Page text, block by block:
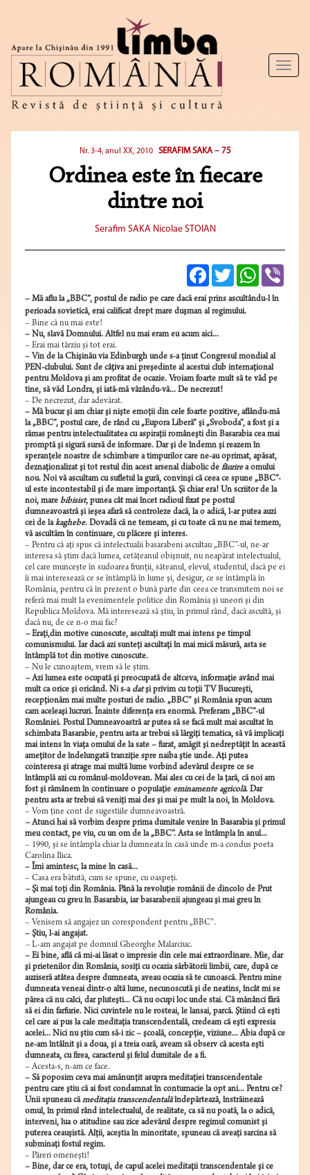
Toggle
Nr. 3-4, anul XX, 2010 SERAFIM SAKA – 75
Ordinea este în fiecare
dintre noi
Serafim SAKA Nicolae STOIAN
FacebookTwitterWhatsApp
– Mă aflu la „BBC”, postul de radio pe care dacă erai prins ascultându-l în
perioada sovietică, erai calificat drept mare duşman al regimului.
– Bine că nu mai este!
– Nu, slavă Domnului. Altfel nu mai eram eu acum aici...
– Erai mai târziu şi tot erai.
– Vin de la Chişinău via Edinburgh unde s-a ţinut Congresul mondial al
PEN-clubului. Sunt de câţiva ani preşedinte al acestui club internaţional
pentru Moldova şi am profitat de ocazie. Vroiam foarte mult să te văd pe
tine, să văd Londra, şi iată-mă văzându-vă... De necrezut!
– De necrezut, dar adevărat.
– Mă bucur şi am chiar şi nişte emoţii din cele foarte pozitive, aflându-mă
la „BBC”, postul care, de rând cu „Eupora Liberă” şi „Svoboda”, a fost şi a
rămas pentru intelectualitatea cu aspiraţii româneşti din Basarabia cea mai
promptă şi sigură sursă de informare. Dar şi de îndemn şi reazem în
speranţele noastre de schimbare a timpurilor care ne-au oprimat, apăsat,
deznaţionalizat şi tot restul din acest arsenal diabolic de făurire a omului
nou. Noi vă ascultam cu sufletul la gură, convinşi că ceea ce spune „BBC”-
ul este incontestabil şi de mare importanţă. Şi chiar era! Un scriitor de la
noi, mare bibisist, punea cât mai încet radioul fixat pe postul
dumneavoastră şi ieşea afară să controleze dacă, la o adică, l-ar putea auzi
cei de lakaghebe. Dovadă că ne temeam, şi cu toate că nu ne mai temem,
vă ascultăm în continuare, cu plăcere şi interes.
– Pentru că aţi spus că intelectualii basarabeni ascultau „BBC”-ul, ne-ar
interesa să ştim dacă lumea, cetăţeanul obişnuit, nu neapărat intelectualul,
cel care munceşte în sudoarea frunţii, săteanul, elevul, studentul, dacă pe ei
îi mai interesează ce se întâmplă în lume şi, desigur, ce se întâmplă în
România, pentru că în prezent o bună parte din ceea ce transmitem noi se
referă mai mult la evenimentele politice din România şi uneori şi din
Republica Moldova. Mă interesează să ştiu, în primul rând, dacă ascultă, şi
dacă nu, de ce n-o mai fac?
–Eraţi,din motive cunoscute, ascultaţi mult mai intens pe timpul
comunismului. Iar dacă azi sunteţi ascultaţi în mai mică măsură, asta se
întâmplă tot din motive cunoscute.
– Nu le cunoaştem, vrem să le ştim.
–Azi lumea este ocupată şi preocupată de altceva, informaţie având mai
mult ca orice şi oricând. Ni s-a datşi privim cu toţii TV Bucureşti,
recepţionăm mai multe posturi de radio. „BBC” şi România spun acum
cam aceleaşi lucruri. Înainte diferenţa era enormă. Preferam „BBC”-ul
României. Postul Dumneavoastră ar putea să se facă mult mai ascultat în
schimbata Basarabie, pentru asta ar trebui să lărgiţi tematica, să vă implicaţi
mai intens în viaţa omului de la sate – furat, amăgit şi nedreptăţit în această
ameţitor de îndelungată tranziţie spre naiba ştie unde. Aţi putea
cointeresa şi atrage mai multă lume vorbind adevărul despre ce se
întâmplă azi cu românul-moldovean. Mai ales cu cei de la ţară, că noi am
fost şi rămânem în continuare o populaţie eminamente agricolă. Dar
pentru asta ar trebui să veniţi mai des şi mai pe mult la noi, în Moldova.
– Vom ţine cont de sugestiile dumneavoastră.
–Atunci hai să vorbim despre prima dumitale venire în Basarabia şi primul
meu contact, pe viu, cu un om de la „BBC”. Asta se întâmpla în anul...
– 1990, şi se întâmpla chiar la dumneata în casă unde m-a condus poeta
Carolina Ilica.
– Îmi amintesc, la mine în casă...
– Casa era bătută, cum se spune, cu oaspeţi.
–Şi mai toţi din România. Până la revoluţie românii de dincolo de Prut
ajungeau cu greu în Basarabia, iar basarabenii ajungeau şi mai greu în
România.
– Venisem să angajez un corespondent pentru „BBC”.
– Ştiu, l-ai angajat.
– L-am angajat pe domnul Gheorghe Malarciuc.
– Ei bine, află că mi-ai lăsat o impresie din cele mai extraordinare. Mie, dar
şi prietenilor din România, sosiţi cu ocazia sărbătorii limbii, care, după ce
auziseră atâtea despre dumneata, aveau ocazia să te cunoască. Pentru mine
dumneata veneai dintr-o altă lume, necunoscută şi de neatins, încât mi se
părea că nu calci, dar pluteşti... Că nu ocupi loc unde stai. Că mănânci fără
să ei din farfurie. Nici cuvintele nu le rosteai, le lansai, parcă. Ştiind că eşti
cel care ai pus la cale meditaţia transcendentală, credeam că eşti expresia
acelei... Nici nu ştiu cum să-i zic – şcoală, concepţie, viziune... Abia după ce
ne-am întâlnit şi a doua, şi a treia oară, aveam să observ că acesta eşti
dumneata, cu firea, caracterul şi felul dumitale de a fi.
– Acesta-s, n-am ce face.
– Să poposim ceva mai amănunţit asupra meditaţiei transcendentale
pentru care ştiu că ai fost condamnat în contumacie la opt ani... Pentru ce?
Unii spuneau cămeditaţia transcendentalăîndepărtează, înstrăinează
omul, în primul rând intelectualul, de realitate, ca să nu poată, la o adică,
interveni, lua o atitudine sau zice adevărul despre regimul comunist şi
puterea ceauşistă. Alţii, aceştia în minoritate, spuneau că aveaţi sarcina să
subminaţi fostul regim.
– Păreri omeneşti!
– Bine, dar ce era, totuşi, de capul acelei meditaţii transcendentale şi ce